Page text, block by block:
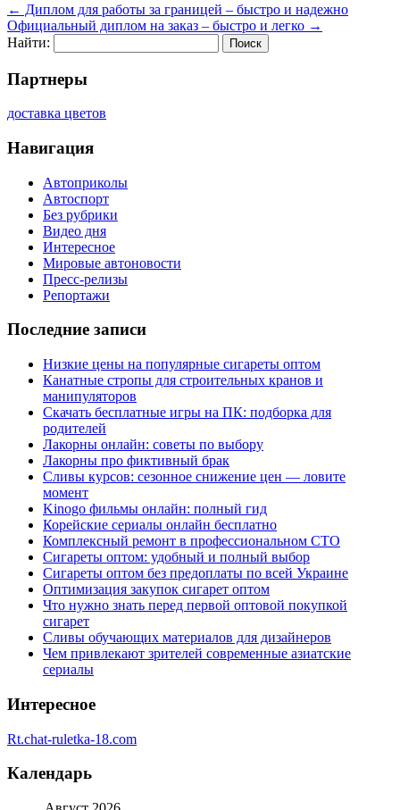
← Диплом для работы за границей – быстро и надежно
Официальный диплом на заказ – быстро и легко →
Найти:
Партнеры
доставка цветов
Навигация
Автоприколы
Автоспорт
Без рубрики
Видео дня
Интересное
Мировые автоновости
Пресс-релизы
Репортажи
Последние записи
Низкие цены на популярные сигареты оптом
Канатные стропы для строительных кранов и
манипуляторов
Скачать бесплатные игры на ПК: подборка для
родителей
Лакорны онлайн: советы по выбору
Лакорны про фиктивный брак
Сливы курсов: сезонное снижение цен — ловите
момент
Kinogo фильмы онлайн: полный гид
Корейские сериалы онлайн бесплатно
Комплексный ремонт в профессиональном СТО
Сигареты оптом: удобный и полный выбор
Сигареты оптом без предоплаты по всей Украине
Оптимизация закупок сигарет оптом
Что нужно знать перед первой оптовой покупкой
сигарет
Сливы обучающих материалов для дизайнеров
Чем привлекают зрителей современные азиатские
сериалы
Интересное
Rt.chat-ruletka-18.com
Календарь